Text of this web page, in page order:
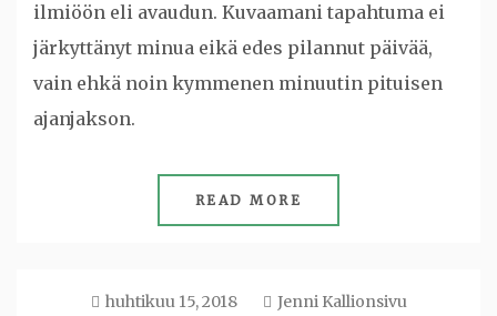
ilmiöön eli avaudun. Kuvaamani tapahtuma ei
järkyttänyt minua eikä edes pilannut päivää,
vain ehkä noin kymmenen minuutin pituisen
ajanjakson.
READ MORE
huhtikuu 15, 2018 Jenni Kallionsivu